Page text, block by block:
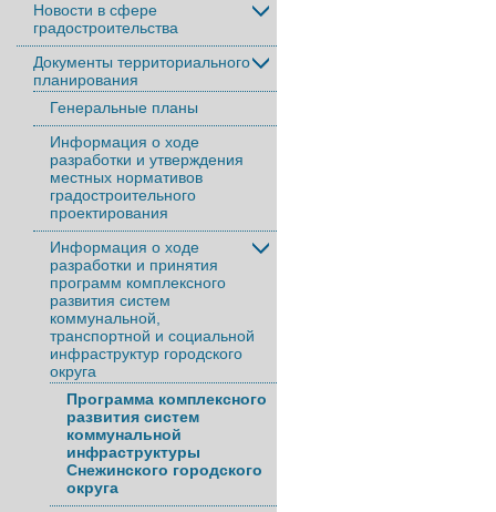
Новости в сфере
градостроительства
Документы территориального
планирования
Генеральные планы
Информация о ходе
разработки и утверждения
местных нормативов
градостроительного
проектирования
Информация о ходе
разработки и принятия
программ комплексного
развития систем
коммунальной,
транспортной и социальной
инфраструктур городского
округа
Программа комплексного
развития систем
коммунальной
инфраструктуры
Снежинского городского
округа